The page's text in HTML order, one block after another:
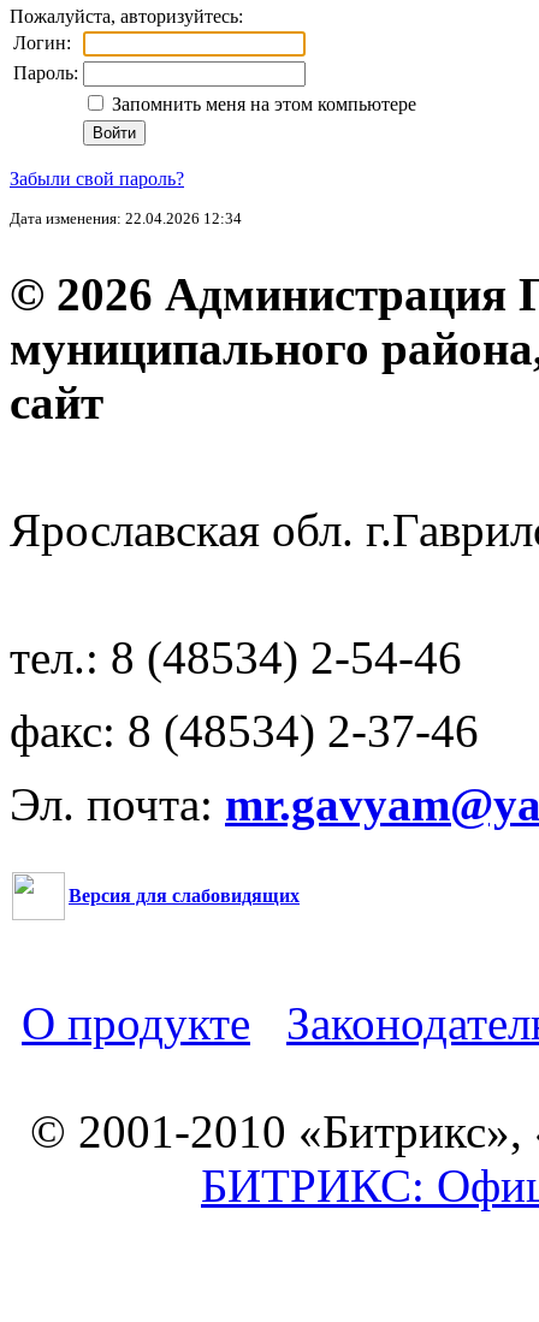
Пожалуйста, авторизуйтесь:
Логин:
Пароль:
Запомнить меня на этом компьютере
Забыли свой пароль?
Дата изменения: 22.04.2026 12:34
© 2026 Администрация
муниципального
Ярославская обл.
тел.: 8 (48534) 2-54-46
факс: 8 (48534) 2-37-46
Эл. почта:
Версия для слабовидящих
О продукте
© 2001-2010 «Битрикс»,
БИТРИКС: